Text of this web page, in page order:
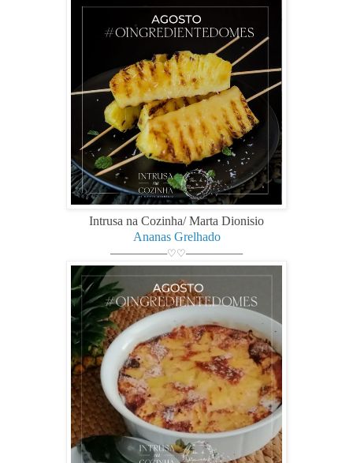
Intrusa na Cozinha/ Marta Dionisio
Ananas Grelhado
────────♡♡────────